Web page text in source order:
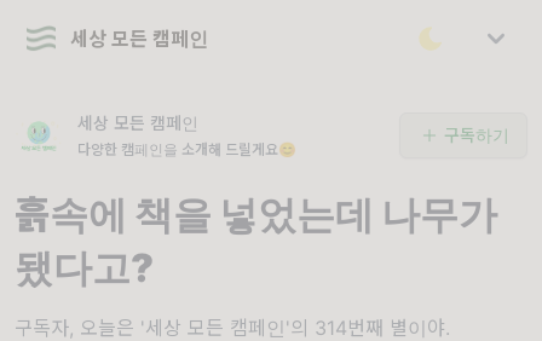
세상 모든 캠페인
세상 모든 캠페인
다양한 캠페인을 소개해 드릴게요😊
구독하기
흙속에 책을 넣었는데 나무가
됐다고?
구독자, 오늘은 '세상 모든 캠페인'의 314번째 별이야.